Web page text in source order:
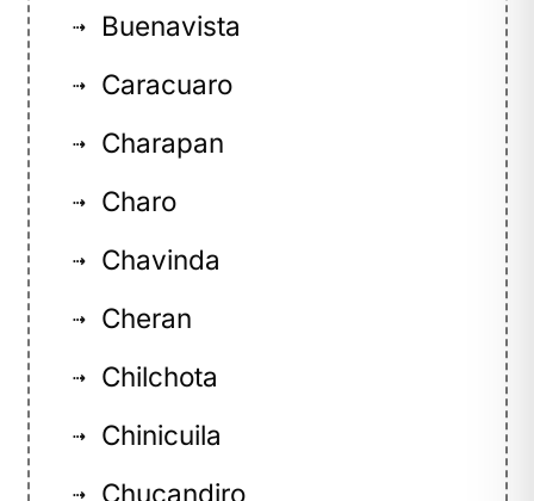
⇢ Buenavista
⇢ Caracuaro
⇢ Charapan
⇢ Charo
⇢ Chavinda
⇢ Cheran
⇢ Chilchota
⇢ Chinicuila
⇢ Chucandiro